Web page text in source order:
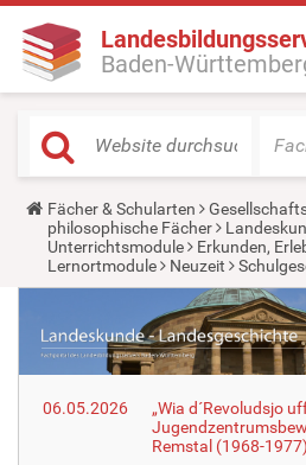
Baden-
Y
o
u
a
r
e
r
e
Fächer & Schularten
philosophische Fächer
Unterrichtsmodule
Erkunden,
Lernortmodule
Neuzeit
06.05.2026
„Wia d´Revoludsjo
Remstal (1968-1977)